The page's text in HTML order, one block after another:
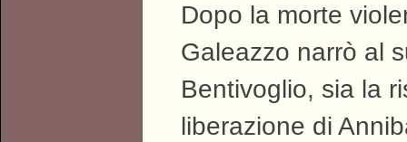
Dopo la morte
Galeazzo narrò al
Bentivoglio, sia la
liberazione di